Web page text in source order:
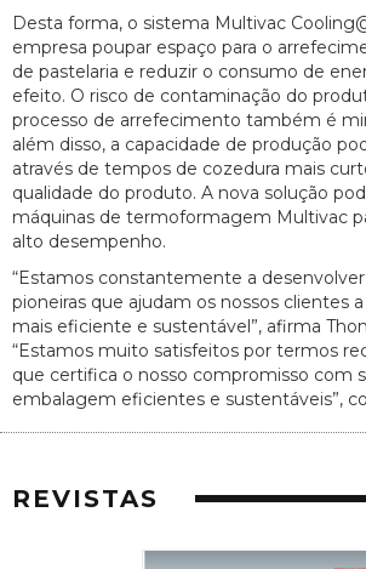
Desta forma, o sistema Multivac
empresa poupar espaço para o
de pastelaria e reduzir o consumo de
efeito. O risco de contaminação do
processo de arrefecimento também é
além disso, a capacidade de produção
através de tempos de cozedura mais
qualidade do produto. A nova solução
máquinas de termoformagem Multivac
alto desempenho.
“Estamos constantemente a
pioneiras que ajudam os nossos clientes
mais eficiente e sustentável”, afirma
“Estamos muito satisfeitos por termos
que certifica o nosso compromisso com
embalagem eficientes e sustentáveis”,
REVISTAS